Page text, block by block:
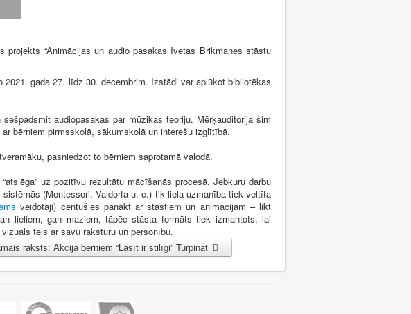
“Animācijas un audio pasakas Ivetas Brikmanes stāstu
gada 27. līdz 30. decembrim. Izstādi var aplūkot bibliotēkas
audiopasakas par mūzikas teoriju. Mērķauditorija šim
bērniem pirmsskolā, sākumskolā un interešu izglītībā.
pasniedzot to bērniem saprotamā valodā.
uz pozitīvu rezultātu mācīšanās procesā. Jebkuru darbu
(Montessori, Valdorfa u. c.) tik liela uzmanība tiek veltīta
veidotāji) centušies panākt ar stāstiem un animācijām – likt
lieliem, gan maziem, tāpēc stāsta formāts tiek izmantots, lai
tēls ar savu raksturu un personību.
raksts: Akcija bērniem “Lasīt ir stilīgi”Turpināt